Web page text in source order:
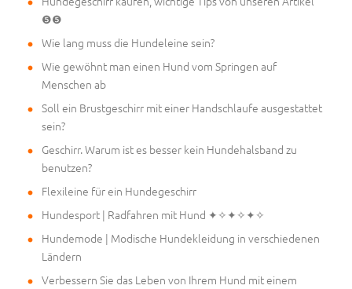
❺❺
Wie lang muss die Hundeleine sein?
Wie gewöhnt man einen Hund vom Springen auf
Menschen ab
Soll ein Brustgeschirr mit einer Handschlaufe ausgestattet
sein?
Geschirr. Warum ist es besser kein Hundehalsband zu
benutzen?
Flexileine für ein Hundegeschirr
Hundesport | Radfahren mit Hund ✦✧✦✧✦✧
Hundemode | Modische Hundekleidung in verschiedenen
Ländern
Verbessern Sie das Leben von Ihrem Hund mit einem